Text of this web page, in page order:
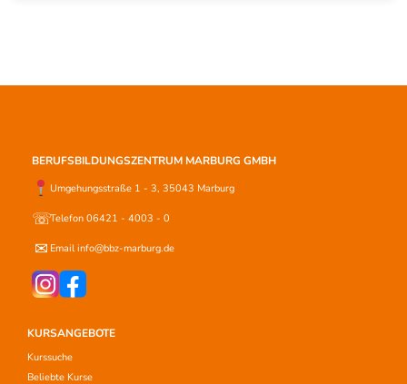
BERUFSBILDUNGSZENTRUM MARBURG GMBH
Umgehungsstraße 1 - 3, 35043 Marburg
☏Telefon 06421 - 4003 - 0
✉ Email info@bbz-marburg.de
KURSANGEBOTE
Kurssuche
Beliebte Kurse